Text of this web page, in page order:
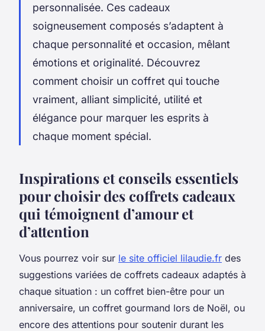
personnalisée. Ces cadeaux
soigneusement composés s’adaptent à
chaque personnalité et occasion, mêlant
émotions et originalité. Découvrez
comment choisir un coffret qui touche
vraiment, alliant simplicité, utilité et
élégance pour marquer les esprits à
chaque moment spécial.
Inspirations et conseils essentiels
pour choisir des coffrets cadeaux
qui témoignent d’amour et
d’attention
Vous pourrez voir sur le site officiel lilaudie.fr des
suggestions variées de coffrets cadeaux adaptés à
chaque situation : un coffret bien-être pour un
anniversaire, un coffret gourmand lors de Noël, ou
encore des attentions pour soutenir durant les